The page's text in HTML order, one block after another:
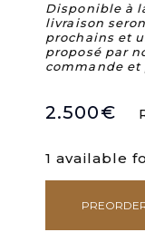
Disponible à
livraison
prochains et
proposé par
commande et
2.500€
1 available